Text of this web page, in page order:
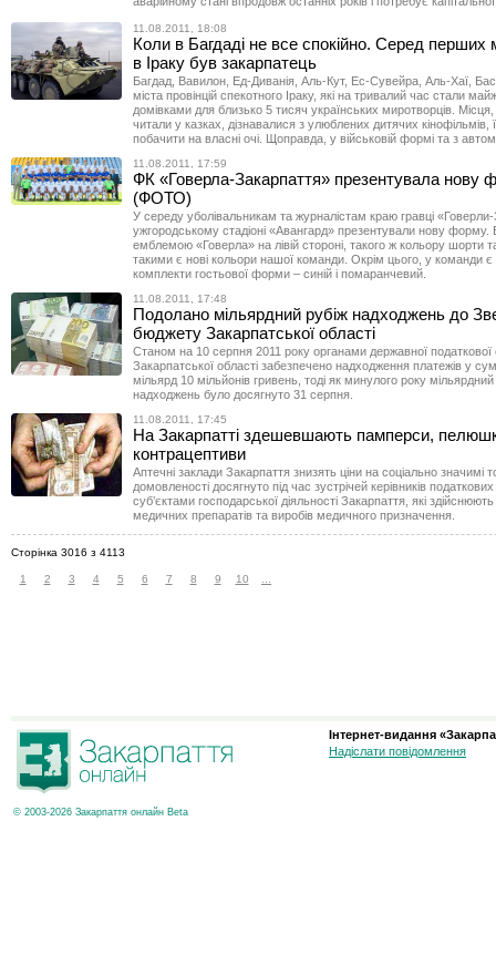
11.08.2011, 18:08
Коли в Багдаді не все спокійно. Серед перших
в Іраку був закарпатець
Багдад, Вавилон, Ед-Диванія, Аль-Кут, Ес-Сувейра, Аль-Хаї,
міста провінцій спекотного Іраку, які на тривалий час стали
домівками для близько 5 тисяч українських миротворців. Місця,
читали у казках, дізнавалися з улюблених дитячих кінофільмів,
побачити на власні очі. Щоправда, у військовій формі та з
11.08.2011, 17:59
ФК «Говерла-Закарпаття» презентувала нову
(ФОТО)
У середу уболівальникам та журналістам краю гравці
ужгородському стадіоні «Авангард» презентували нову форму.
емблемою «Говерла» на лівій стороні, такого ж кольору шорти
такими є нові кольори нашої команди. Окрім цього, у команди
комплекти гостьової форми – синій і помаранчевий.
11.08.2011, 17:48
Подолано мільярдний рубіж надходжень до
бюджету Закарпатської області
Станом на 10 серпня 2011 року органами державної податкової
Закарпатської області забезпечено надходження платежів у
мільярд 10 мільйонів гривень, тоді як минулого року мільярдний
надходжень було досягнуто 31 серпня.
11.08.2011, 17:45
На Закарпатті здешевшають памперси,
контрацептиви
Аптечні заклади Закарпаття знизять ціни на соціально значимі
домовленості досягнуто під час зустрічей керівників податкових
суб’єктами господарської діяльності Закарпаття, які
медичних препаратів та виробів медичного призначення.
Сторінка 3016 з 4113
1 2 3 4 5 6 7 8 9 10 ...
© 2003-2026 Закарпаття онлайн Beta
Інтернет-видання
Надіслати повідомлення